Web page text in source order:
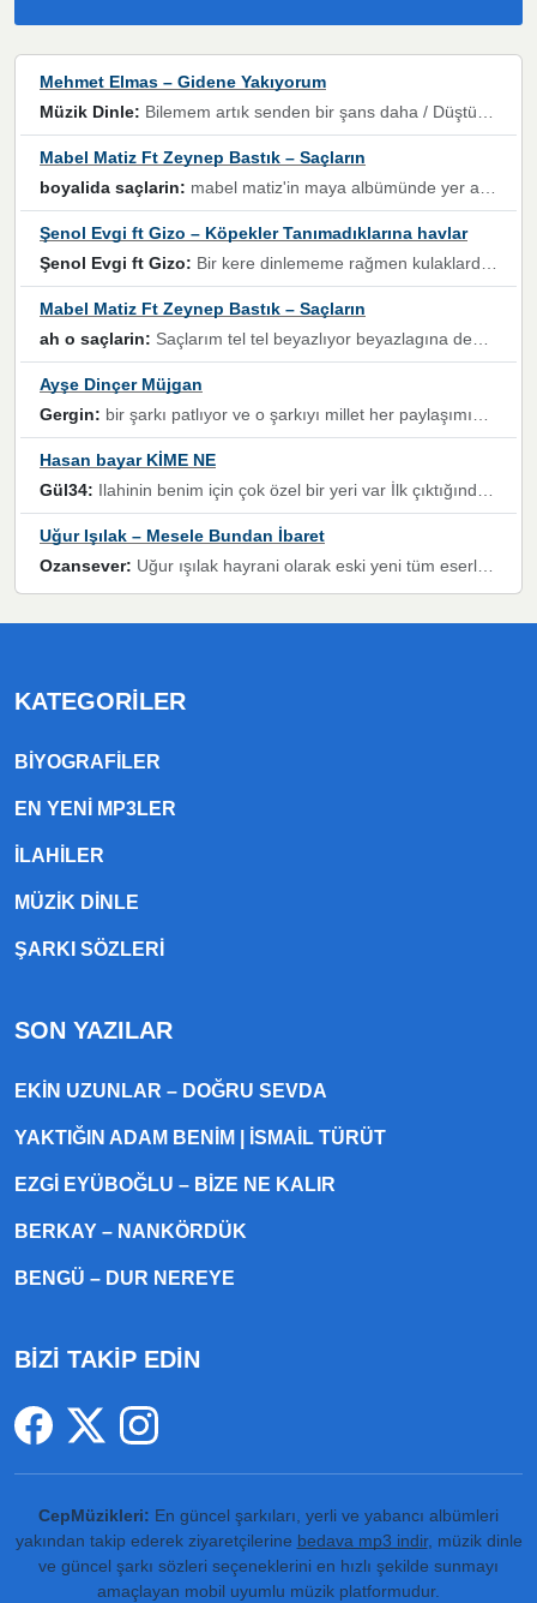
Mehmet Elmas – Gidene Yakıyorum
Müzik Dinle: Bilemem artık senden bir şans daha / Düştüğün zaman ben olmayacağım yanında” dizeleri, artık geçmişin tekrarına izin verilmeyeceğini, kişisel sınırların çizildiğini gösteriyor.
Mabel Matiz Ft Zeynep Bastık – Saçların
boyalida saçlarin: mabel matiz'in maya albümünde yer alan güzellerden. parça da şarkı hani! müzikal altyapısına vurulduğum, sözlerinde kaybolduğum bir parça olmuş.
Şenol Evgi ft Gizo – Köpekler Tanımadıklarına havlar
Şenol Evgi ft Gizo: Bir kere dinlememe rağmen kulaklardan gitmiyor sen sen sen sen kurban ol sen sen sen sen hayran ol yükses ses müzik dinleme sebebisiniz canlar bomba gibi patladınız maşallah
Mabel Matiz Ft Zeynep Bastık – Saçların
ah o saçlarin: Saçlarım tel tel beyazlıyor beyazlagına degil yanımda sen yoksun ona üzülüyorum günler bir bir geçiyor geçen günlere değil sensiz geçen günlere darılıyorum,Dinledikce asla kavusamayacagim ama asla unutamicagim sevdiğim adam için yanar içim
Ayşe Dinçer Müjgan
Gergin: bir şarkı patlıyor ve o şarkıyı millet her paylaşımın altına koyuyor ve öyle bir durum hal alıyor ki şarkıyı dinlemeden şarkıdan bikıyorsun Ama bu enteresan bir şekilde dillere dolanıyor millet olarak seviyoruz dertlerle boğuşurken bir yandan da göbek atmayi))) diyeceklerim bu kadar güzel hoş bir sayfa emeğinize sağlık arkadaşlar kolay gelsin
Hasan bayar KİME NE
Gül34: Ilahinin benim için çok özel bir yeri var İlk çıktığında komşum ne kadar yüksek sesle dinliyorsa orada duymuştum ve YouTube'dan aratıp Bu ilahiyi bulmuştum ve sonra müdavimi oldum günlük Ben de 3-5 kere dinleyip ezberleyip artık ilahiye bende eşlik ediyorum yüksek sesle Allah razı olsun hizmet nimettir Rabbim sizin zahmetlerinize de hayırlı nimetler versin Selam ve dua ile Allah'a emanet olun
Uğur Işılak – Mesele Bundan İbaret
Ozansever: Uğur ışılak hayrani olarak eski yeni tüm eserlerini keyifle huzurla dinleyenlerden birisiyim, emeğine saygı duyan gönül veren bunu en güzel şekilde sevenlerine ulaştıran siz değerli sayfa yöneticilerine de teşekkür ederim
KATEGORILER
BIYOGRAFILER
EN YENI MP3LER
ILAHILER
MÜZIK DINLE
ŞARKI SÖZLERI
SON YAZILAR
EKIN UZUNLAR – DOĞRU SEVDA
YAKTIĞIN ADAM BENIM | İSMAIL TÜRÜT
EZGI EYÜBOĞLU – BIZE NE KALIR
BERKAY – NANKÖRDÜK
BENGÜ – DUR NEREYE
BİZİ TAKİP EDİN
CepMüzikleri: En güncel şarkıları, yerli ve yabancı albümleri
yakından takip ederek ziyaretçilerine bedava mp3 indir, müzik dinle
ve güncel şarkı sözleri seçeneklerini en hızlı şekilde sunmayı
amaçlayan mobil uyumlu müzik platformudur.